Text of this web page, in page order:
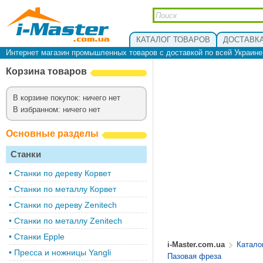
КАТАЛОГ ТОВАРОВ
Интернет магазин промышленных товаров с доставкой по всей
Корзина товаров
В корзине покупок: ничего нет
В избранном: ничего нет
Основные разделы
Станки
• Cтанки по дереву Корвет
• Станки по металлу Корвет
• Cтанки по дереву Zenitech
• Cтанки по металлу Zenitech
• Станки Epple
• Пресса и ножницы Yangli
i-Master.com.ua
Пазовая фреза